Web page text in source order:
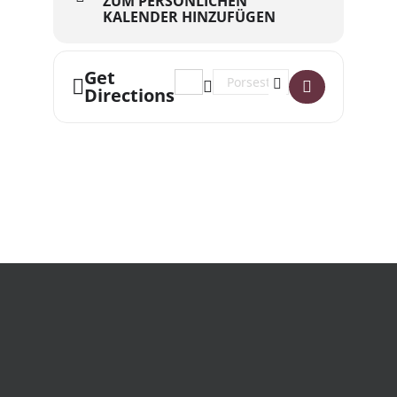
KALENDER HINZUFÜGEN
Get
Directions
Address - ★★★BUMSMUSIK★★★
Destination Address -